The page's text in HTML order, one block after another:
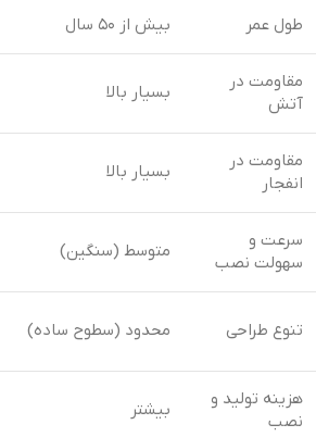
طول عمر بیش از ۵۰ سال
مقاومت در
آتش
بسیار بالا
مقاومت در
انفجار
بسیار بالا
سرعت و
سهولت نصب
متوسط (سنگین)
تنوع طراحی محدود (سطوح ساده)
هزینه تولید و
نصب
بیشتر